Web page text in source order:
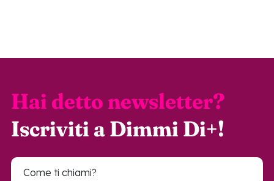
Hai detto newsletter?
Iscriviti a Dimmi Di+!